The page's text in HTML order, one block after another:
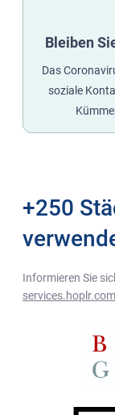
Bleiben
Das
soziale
+250
Informieren Sie
services.hoplr.com